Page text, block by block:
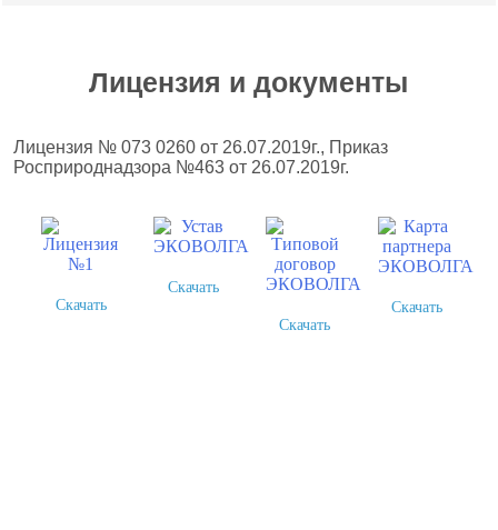
Лицензия и документы
Лицензия № 073 0260 от 26.07.2019г., Приказ
Росприроднадзора №463 от 26.07.2019г.
Скачать
Скачать
Скачать
Скачать